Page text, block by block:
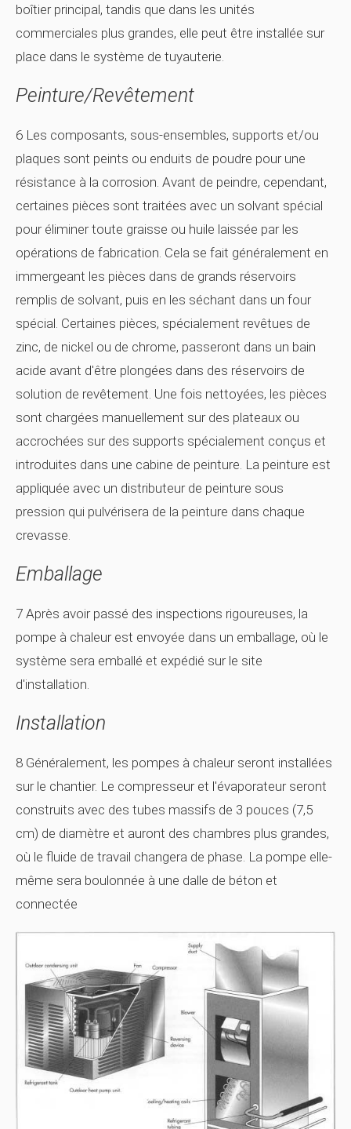
boîtier principal, tandis que dans les unités
commerciales plus grandes, elle peut être installée sur
place dans le système de tuyauterie.
Peinture/revêtement
6 Les composants, sous-ensembles, supports et/ou
plaques sont peints ou enduits de poudre pour une
résistance à la corrosion. Avant de peindre, cependant,
certaines pièces sont traitées avec un solvant spécial
pour éliminer toute graisse ou huile laissée par les
opérations de fabrication. Cela se fait généralement en
immergeant les pièces dans de grands réservoirs
remplis de solvant, puis en les séchant dans un four
spécial. Certaines pièces, spécialement revêtues de
zinc, de nickel ou de chrome, passeront dans un bain
acide avant d'être plongées dans des réservoirs de
solution de revêtement. Une fois nettoyées, les pièces
sont chargées manuellement sur des plateaux ou
accrochées sur des supports spécialement conçus et
introduites dans une cabine de peinture. La peinture est
appliquée avec un distributeur de peinture sous
pression qui pulvérisera de la peinture dans chaque
crevasse.
Emballage
7 Après avoir passé des inspections rigoureuses, la
pompe à chaleur est envoyée dans un emballage, où le
système sera emballé et expédié sur le site
d'installation.
Installation
8 Généralement, les pompes à chaleur seront installées
sur le chantier. Le compresseur et l'évaporateur seront
construits avec des tubes massifs de 3 pouces (7,5
cm) de diamètre et auront des chambres plus grandes,
où le fluide de travail changera de phase. La pompe elle-
même sera boulonnée à une dalle de béton et
connectée